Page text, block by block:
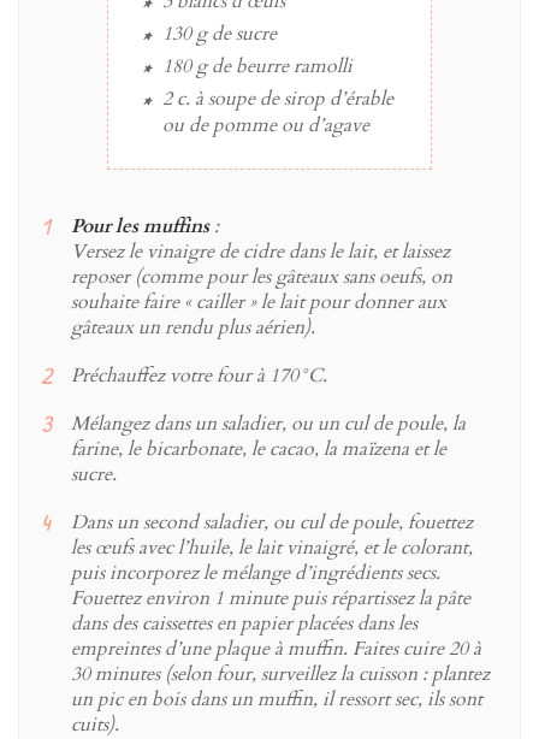
130 gdesucre
180 gdebeurreramolli
2 c. à soupedesirop d’érable
ou de pomme ou d’agave
Pour les muffins:
Versez le vinaigre de cidre dans le lait, et laissez
reposer (comme pour les gâteaux sans oeufs, on
souhaite faire « cailler » le lait pour donner aux
gâteaux un rendu plus aérien).
Préchauffez votre four à 170°C.
Mélangez dans un saladier, ou un cul de poule, la
farine, le bicarbonate, le cacao, la maïzena et le
sucre.
Dans un second saladier, ou cul de poule, fouettez
les œufs avec l’huile, le lait vinaigré, et le colorant,
puis incorporez le mélange d’ingrédients secs.
Fouettez environ 1 minute puis répartissez la pâte
dans des caissettes en papier placées dans les
empreintes d’une plaque à muffin. Faites cuire 20 à
30 minutes (selon four, surveillez la cuisson : plantez
un pic en bois dans un muffin, il ressort sec, ils sont
cuits).